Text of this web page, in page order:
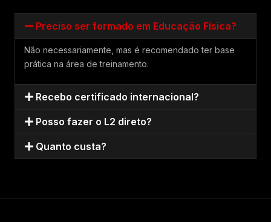
Preciso ser formado em Educação Física?
Não necessariamente, mas é recomendado ter base
prática na área de treinamento.
Recebo certificado internacional?
Posso fazer o L2 direto?
Quanto custa?